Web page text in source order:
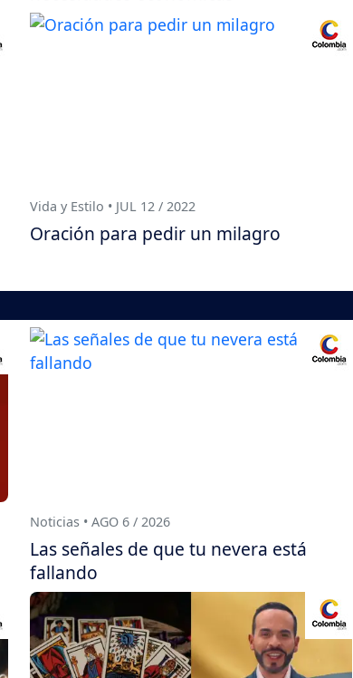
Vida y Estilo • JUL 12 / 2022
Oración para pedir un milagro
Noticias • AGO 6 / 2026
Las señales de que tu nevera está
fallando